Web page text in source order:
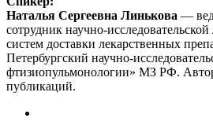
Наталья Сергеевна Линькова —
сотрудник научно-
систем доставки лекарственных
Петербургский научно-
фтизиопульмонологии» МЗ РФ.
публикаций.